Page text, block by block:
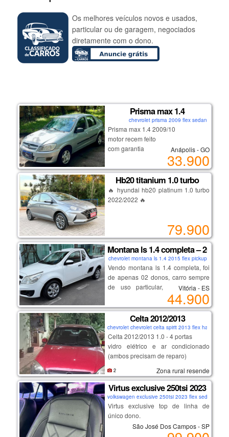
Os melhores veículos novos e usados,
particular ou de garagem, negociados
diretamente com o dono.
Prisma max 1.4
chevrolet prisma 2009 flex sedan
Prisma max 1.4 2009/10
motor recem feito
com garantia
financio
Anápolis - GO
33.900
Hb20 titanium 1.0 turbo
🔥 hyundai hb20 platinum 1.0 turbo
2022/2022 🔥
conforto e desempenho em um
único carro!
✅ motor 1.0 turbo de excelente
desempenho e baixo consumo
✅ apenas 64.579 km rodados
✅ versão platinum, uma das mais
✅ central multimídia
✅ câmera de ré
✅ direção elétrica
✅ ar-condicionado digital
✅ rodas de liga leve
✅ volante multifuncional
✅ airbags e controles de
estabilidade e tração
✅ excelente espaço interno e porta-
malas
💰 r$ 79.900,00
79.900
Montana ls 1.4 completa – 2015
chevrolet montana ls 1.4 2015 flex pickup
Vendo montana ls 1.4 completa, foi
de apenas 02 donos, carro sempre
de uso particular, nunca foi de
empresa, nada a fazer de mecânica,
interna higienizada, acompanha
manual do proprietário (com
revisões na gm até os 94 mil km) e
chave reserva inclusive da
caçamba, em meu nome sem
nenhum débito ou impedimento,
ar condicionado
direção hidráulica
vidros elétricos
trava elétrica
alarme
chave multifuncional
acendimento automático dos faróis
Vitória - ES
44.900
Celta 2012/2013
chevrolet chevrolet celta spirit 2013 flex hatch
Celta 2012/2013 1.0 - 4 portas
vidro elétrico e ar condicionado
(ambos precisam de reparo)
flex - gasolina e álcool.
possui documento
o carro não está andando (
problema no motor)
o ipva de 2020 a 2024 ( dívida ativa)
Zona rural resende
2
Virtus exclusive 250tsi 2023
volkswagen exclusive 250tsi 2023 flex sedan
Virtus exclusive top de linha de
único dono.
São José Dos Campos - SP